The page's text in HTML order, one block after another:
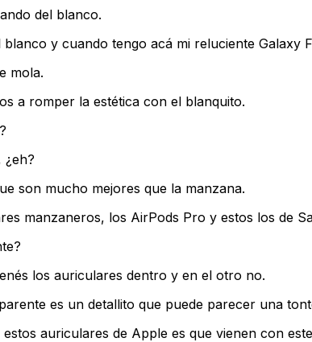
del blanco.
blanco y cuando tengo acá mi reluciente Galaxy
mola.
a romper la estética con el blanquito.
¿eh?
son mucho mejores que la manzana.
manzaneros, los AirPods Pro y estos los de
los auriculares dentro y en el otro no.
es un detallito que puede parecer una
auriculares de Apple es que vienen con